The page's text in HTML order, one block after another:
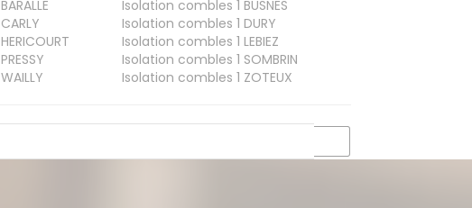
BARALLE Isolation combles 1 BUSNES
CARLY Isolation combles 1 DURY
HERICOURT Isolation combles 1 LEBIEZ
PRESSY Isolation combles 1 SOMBRIN
WAILLY Isolation combles 1 ZOTEUX